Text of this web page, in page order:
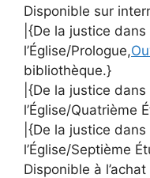
Disponible sur
|{De la justice
l’Église/Prologue,
bibliothèque.}
|{De la justice
l’Église/Quatrième
|{De la justice
l’Église/Septième
Disponible à